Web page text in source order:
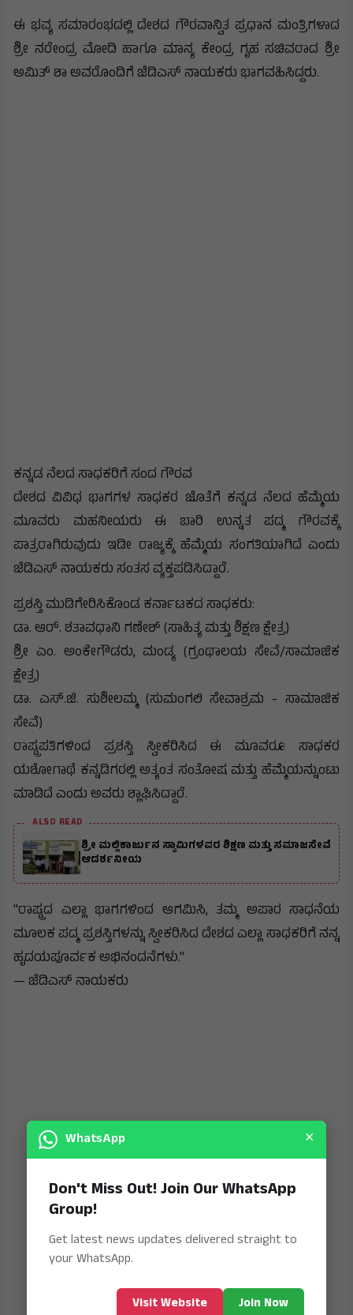
ಈ ಭವ್ಯ ಸಮಾರಂಭದಲ್ಲಿ ದೇಶದ ಗೌರವಾನ್ವಿತ ಪ್ರಧಾನ ಮಂತ್ರಿಗಳಾದ
ಶ್ರೀ ನರೇಂದ್ರ ಮೋದಿ ಹಾಗೂ ಮಾನ್ಯ ಕೇಂದ್ರ ಗೃಹ ಸಚಿವರಾದ ಶ್ರೀ
ಅಮಿತ್ ಶಾ ಅವರೊಂದಿಗೆ ಜೆಡಿಎಸ್ ನಾಯಕರು ಭಾಗವಹಿಸಿದ್ದರು.
ಕನ್ನಡ ನೆಲದ ಸಾಧಕರಿಗೆ ಸಂದ ಗೌರವ
​ದೇಶದ ವಿವಿಧ ಭಾಗಗಳ ಸಾಧಕರ ಜೊತೆಗೆ ಕನ್ನಡ ನೆಲದ ಹೆಮ್ಮೆಯ
ಮೂವರು ಮಹನೀಯರು ಈ ಬಾರಿ ಉನ್ನತ ಪದ್ಮ ಗೌರವಕ್ಕೆ
ಪಾತ್ರರಾಗಿರುವುದು ಇಡೀ ರಾಜ್ಯಕ್ಕೆ ಹೆಮ್ಮೆಯ ಸಂಗತಿಯಾಗಿದೆ ಎಂದು
ಜೆಡಿಎಸ್ ನಾಯಕರು ಸಂತಸ ವ್ಯಕ್ತಪಡಿಸಿದ್ದಾರೆ.
ಪ್ರಶಸ್ತಿ ಮುಡಿಗೇರಿಸಿಕೊಂಡ ಕರ್ನಾಟಕದ ಸಾಧಕರು:
​ಡಾ. ಆರ್. ಶತಾವಧಾನಿ ಗಣೇಶ್ (ಸಾಹಿತ್ಯ ಮತ್ತು ಶಿಕ್ಷಣ ಕ್ಷೇತ್ರ)
​ಶ್ರೀ ಎಂ. ಅಂಕೇಗೌಡರು, ಮಂಡ್ಯ (ಗ್ರಂಥಾಲಯ ಸೇವೆ/ಸಾಮಾಜಿಕ
ಕ್ಷೇತ್ರ)
​ಡಾ. ಎಸ್.ಜಿ. ಸುಶೀಲಮ್ಮ (ಸುಮಂಗಲಿ ಸೇವಾಶ್ರಮ - ಸಾಮಾಜಿಕ
ಸೇವೆ)
​ರಾಷ್ಟ್ರಪತಿಗಳಿಂದ ಪ್ರಶಸ್ತಿ ಸ್ವೀಕರಿಸಿದ ಈ ಮೂವರೂ ಸಾಧಕರ
ಯಶೋಗಾಥೆ ಕನ್ನಡಿಗರಲ್ಲಿ ಅತ್ಯಂತ ಸಂತೋಷ ಮತ್ತು ಹೆಮ್ಮೆಯನ್ನುಂಟು
ಮಾಡಿದೆ ಎಂದು ಅವರು ಶ್ಲಾಘಿಸಿದ್ದಾರೆ.
ALSO READ
ಶ್ರೀ ಮಲ್ಲಿಕಾರ್ಜುನ ಸ್ವಾಮಿಗಳವರ ಶಿಕ್ಷಣ ಮತ್ತು ಸಮಾಜಸೇವೆ
ಆದರ್ಶನೀಯ
"ರಾಷ್ಟ್ರದ ಎಲ್ಲಾ ಭಾಗಗಳಿಂದ ಆಗಮಿಸಿ, ತಮ್ಮ ಅಪಾರ ಸಾಧನೆಯ
ಮೂಲಕ ಪದ್ಮ ಪ್ರಶಸ್ತಿಗಳನ್ನು ಸ್ವೀಕರಿಸಿದ ದೇಶದ ಎಲ್ಲಾ ಸಾಧಕರಿಗೆ ನನ್ನ
ಹೃದಯಪೂರ್ವಕ ಅಭಿನಂದನೆಗಳು."
— ಜೆಡಿಎಸ್ ನಾಯಕರು
WhatsApp ×
Don't Miss Out! Join Our WhatsApp
Group!
Get latest news updates delivered straight to
your WhatsApp.
Visit Website Join Now